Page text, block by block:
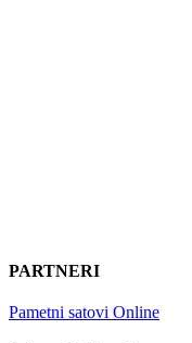
PARTNERI
Pametni satovi Online